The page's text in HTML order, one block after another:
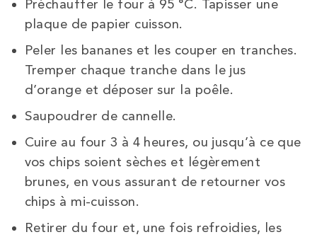
Préchauffer le four à 95 °C. Tapisser une
plaque de papier cuisson.
Peler les bananes et les couper en tranches.
Tremper chaque tranche dans le jus
d’orange et déposer sur la poêle.
Saupoudrer de cannelle.
Cuire au four 3 à 4 heures, ou jusqu’à ce que
vos chips soient sèches et légèrement
brunes, en vous assurant de retourner vos
chips à mi-cuisson.
Retirer du four et, une fois refroidies, les